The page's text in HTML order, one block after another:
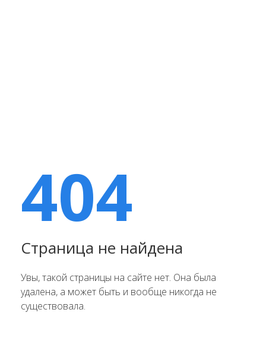
404
Страница не найдена
Увы, такой страницы на сайте нет. Она была
удалена, а может быть и вообще никогда не
существовала.